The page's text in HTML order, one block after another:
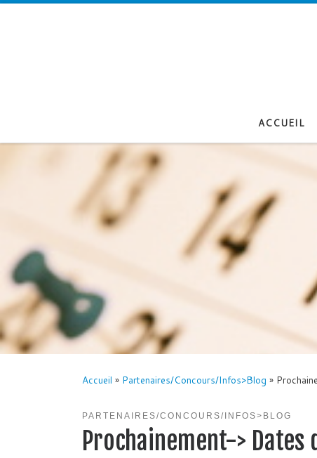
ACCUEIL
Accueil » Partenaires/Concours/Infos>Blog »
PARTENAIRES/CONCOURS/INFOS>BLOG
Prochainement->